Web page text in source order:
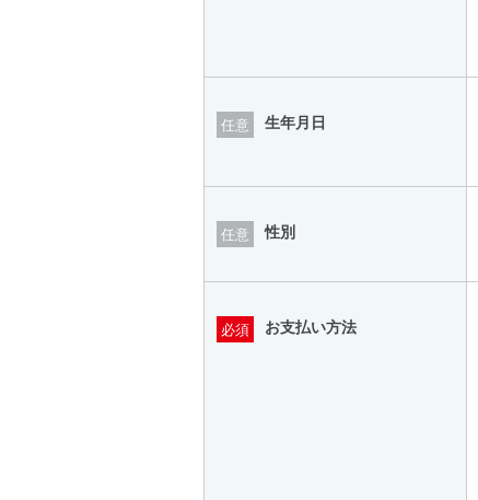
生年月日
任意
性別
任意
お支払い方法
必須